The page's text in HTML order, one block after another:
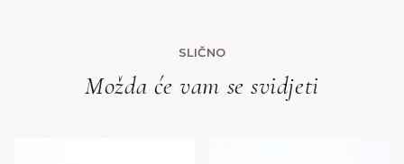
SLIČNO
Možda će vam se svidjeti